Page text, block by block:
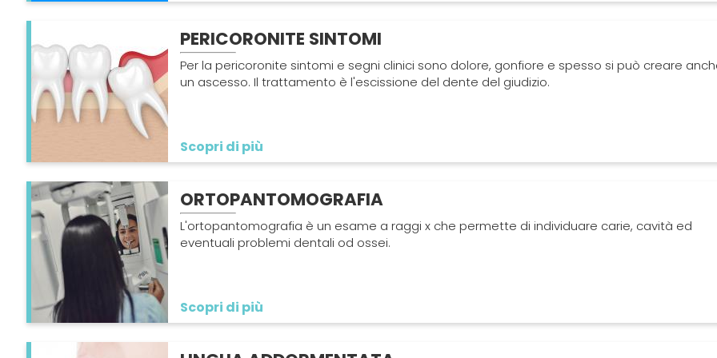
PERICORONITE SINTOMI
Per la pericoronite sintomi e segni clinici sono dolore, gonfiore e spesso si può creare
un ascesso. Il trattamento è l'escissione del dente del giudizio.
Scopri di più
ORTOPANTOMOGRAFIA
L'ortopantomografia è un esame a raggi x che permette di individuare carie, cavità ed
eventuali problemi dentali od ossei.
Scopri di più